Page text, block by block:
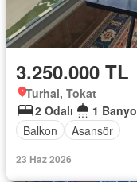
3.250.000 TL
Turhal, Tokat
2 Odalı
1 Banyo
Balkon
Asansör
23 Haz 2026